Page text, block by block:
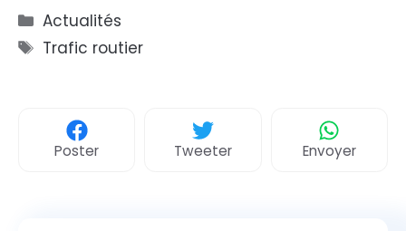
Catégories
Actualités
Étiquettes
Trafic routier
Poster Tweeter Envoyer